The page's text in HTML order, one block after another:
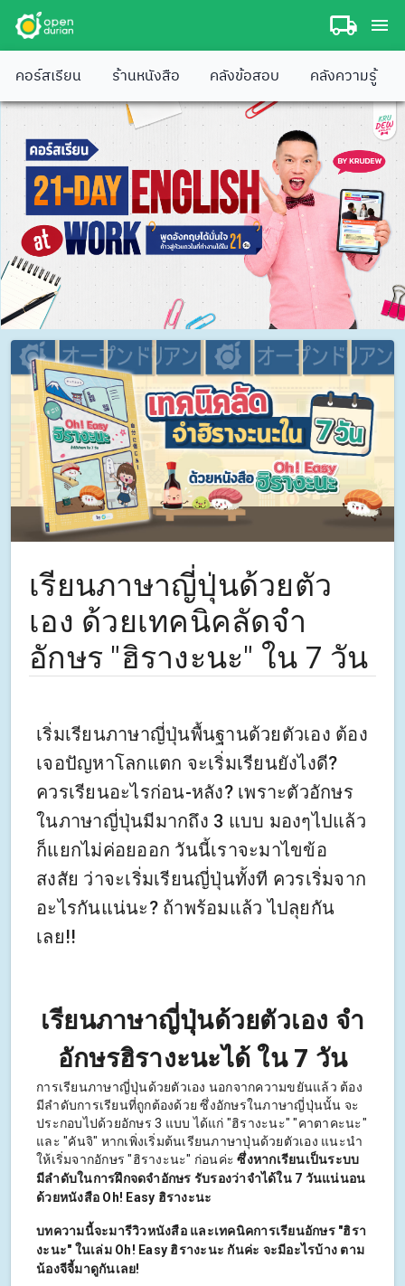
คอร์สเรียน ร้านหนังสือ คลังข้อสอบ คลังความรู้
เรียนภาษาญี่ปุ่นด้วยตัว
เอง ด้วยเทคนิคลัดจำ
อักษร "ฮิรางะนะ" ใน 7 วัน
เริ่มเรียนภาษาญี่ปุ่นพื้นฐานด้วยตัวเอง ต้อง
เจอปัญหาโลกแตก จะเริ่มเรียนยังไงดี?
ควรเรียนอะไรก่อน-หลัง? เพราะตัวอักษร
ในภาษาญี่ปุ่นมีมากถึง 3 แบบ มองๆไปแล้ว
ก็แยกไม่ค่อยออก วันนี้เราจะมาไขข้อ
สงสัย ว่าจะเริ่มเรียนญี่ปุ่นทั้งที ควรเริ่มจาก
อะไรกันแน่นะ? ถ้าพร้อมแล้ว ไปลุยกัน
เลย!!
เรียนภาษาญี่ปุ่นด้วยตัวเอง จำ
อักษรฮิรางะนะได้ ใน 7 วัน
การเรียนภาษาญี่ปุ่นด้วยตัวเอง นอกจากความขยันแล้ว ต้อง
มีลำดับการเรียนที่ถูกต้องด้วย ซึ่งอักษรในภาษาญี่ปุ่นนั้น จะ
ประกอบไปด้วยอักษร 3 แบบ ได้แก่ "ฮิรางะนะ" "คาตาคะนะ"
และ "คันจิ" หากเพิ่งเริ่มต้นเรียนภาษาปุ่นด้วยตัวเอง แนะนำ
ให้เริ่มจากอักษร "ฮิรางะนะ" ก่อนค่ะซึ่งหากเรียนเป็นระบบ
มีลำดับในการฝึกจดจำอักษร รับรองว่าจำได้ใน 7 วันแน่นอน
ด้วยหนังสือ Oh! Easy ฮิรางะนะ
บทความนี้จะมารีวิวหนังสือ และเทคนิคการเรียนอักษร "ฮิรา
งะนะ" ในเล่ม Oh! Easy ฮิรางะนะ กันค่ะ จะมีอะไรบ้าง ตาม
น้องจีจี้มาดูกันเลย!